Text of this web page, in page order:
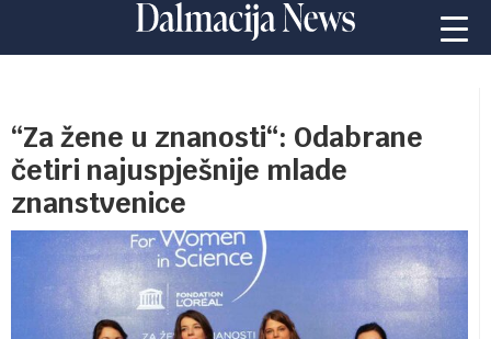
“Za žene u znanosti“: Odabrane
četiri najuspješnije mlade
znanstvenice